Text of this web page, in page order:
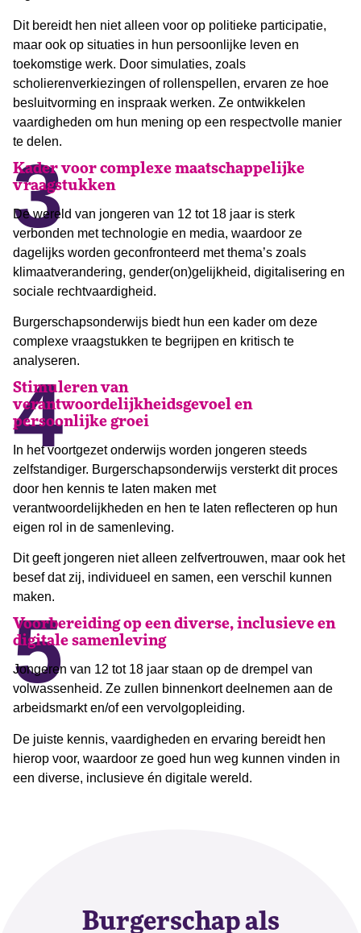
Dit bereidt hen niet alleen voor op politieke participatie,
maar ook op situaties in hun persoonlijke leven en
toekomstige werk. Door simulaties, zoals
scholierenverkiezingen of rollenspellen, ervaren ze hoe
besluitvorming en inspraak werken. Ze ontwikkelen
vaardigheden om hun mening op een respectvolle manier
te delen.
3
Kader voor complexe maatschappelijke
vraagstukken
De wereld van jongeren van 12 tot 18 jaar is sterk
verbonden met technologie en media, waardoor ze
dagelijks worden geconfronteerd met thema’s zoals
klimaatverandering, gender(on)gelijkheid, digitalisering en
sociale rechtvaardigheid.
Burgerschapsonderwijs biedt hun een kader om deze
complexe vraagstukken te begrijpen en kritisch te
analyseren.
4
Stimuleren van
verantwoordelijkheidsgevoel en
persoonlijke groei
In het voortgezet onderwijs worden jongeren steeds
zelfstandiger. Burgerschapsonderwijs versterkt dit proces
door hen kennis te laten maken met
verantwoordelijkheden en hen te laten reflecteren op hun
eigen rol in de samenleving.
Dit geeft jongeren niet alleen zelfvertrouwen, maar ook het
besef dat zij, individueel en samen, een verschil kunnen
maken.
5
Voorbereiding op een diverse, inclusieve en
digitale samenleving
Jongeren van 12 tot 18 jaar staan op de drempel van
volwassenheid. Ze zullen binnenkort deelnemen aan de
arbeidsmarkt en/of een vervolgopleiding.
De juiste kennis, vaardigheden en ervaring bereidt hen
hierop voor, waardoor ze goed hun weg kunnen vinden in
een diverse, inclusieve én digitale wereld.
Burgerschap als